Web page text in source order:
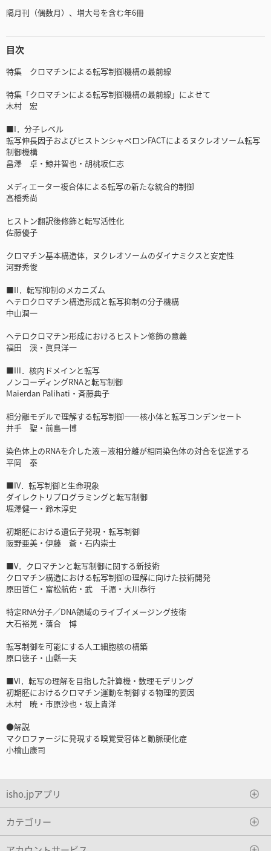
隔月刊（偶数月）、増大号を含む年6冊
目次
特集 クロマチンによる転写制御機構の最前線
特集「クロマチンによる転写制御機構の最前線」によせて
木村 宏
■I．分子レベル
転写伸長因子およびヒストンシャペロンFACTによるヌクレオソーム転写
制御機構
畠澤 卓・鯨井智也・胡桃坂仁志
メディエーター複合体による転写の新たな統合的制御
高橋秀尚
ヒストン翻訳後修飾と転写活性化
佐藤優子
クロマチン基本構造体，ヌクレオソームのダイナミクスと安定性
河野秀俊
■II．転写抑制のメカニズム
ヘテロクロマチン構造形成と転写抑制の分子機構
中山潤一
ヘテロクロマチン形成におけるヒストン修飾の意義
福田 渓・眞貝洋一
■III．核内ドメインと転写
ノンコーディングRNAと転写制御
Maierdan Palihati・斉藤典子
相分離モデルで理解する転写制御――核小体と転写コンデンセート
井手 聖・前島一博
染色体上のRNAを介した液－液相分離が相同染色体の対合を促進する
平岡 泰
■IV．転写制御と生命現象
ダイレクトリプログラミングと転写制御
堀澤健一・鈴木淳史
初期胚における遺伝子発現・転写制御
阪野亜美・伊藤 蒼・石内崇士
■V．クロマチンと転写制御に関する新技術
クロマチン構造における転写制御の理解に向けた技術開発
原田哲仁・富松航佑・武 千湄・大川恭行
特定RNA分子／DNA領域のライブイメージング技術
大石裕晃・落合 博
転写制御を可能にする人工細胞核の構築
原口徳子・山縣一夫
■VI．転写の理解を目指した計算機・数理モデリング
初期胚におけるクロマチン運動を制御する物理的要因
木村 暁・市原沙也・坂上貴洋
●解説
マクロファージに発現する嗅覚受容体と動脈硬化症
小檜山康司
isho.jpアプリ
カテゴリー